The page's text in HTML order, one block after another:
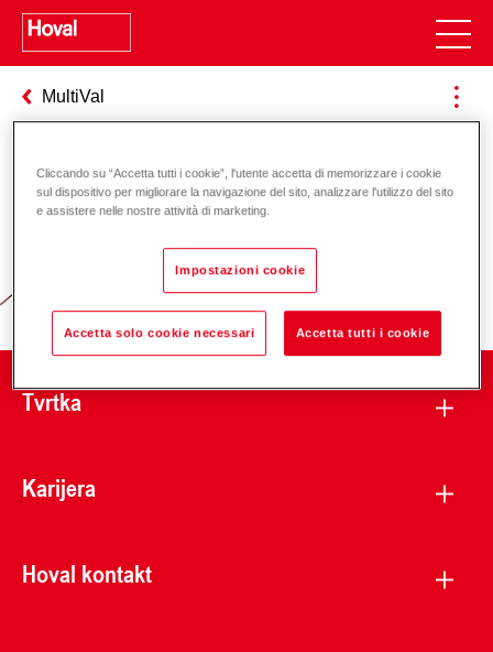
MultiVal
Odgovornost za energiju i okoliš
Tvrtka
Karijera
Hoval kontakt
Cliccando su “Accetta tutti i cookie”, l'utente accetta di memorizzare i cookie
sul dispositivo per migliorare la navigazione del sito, analizzare l'utilizzo del sito
e assistere nelle nostre attività di marketing.
Impostazioni cookie
Accetta solo cookie necessari Accetta tutti i cookie